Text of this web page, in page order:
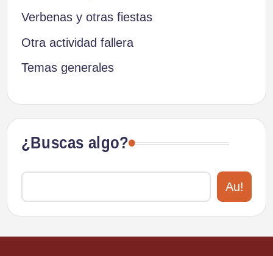
Verbenas y otras fiestas
Otra actividad fallera
Temas generales
¿Buscas algo?
Au!